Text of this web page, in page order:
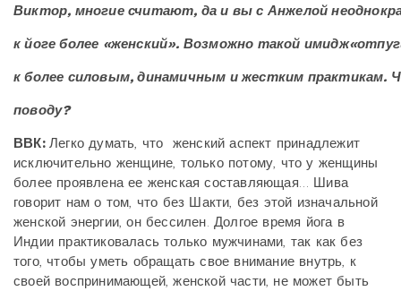
Виктор, многие считают, да и вы с Анжелой
к йоге более «женский». Возможно такой
к более силовым, динамичным и жестким практикам.
поводу?
ВВК: Легко думать, что женский аспект принадлежит
исключительно женщине, только потому, что у женщины
более проявлена ее женская составляющая… Шива
говорит нам о том, что без Шакти, без этой изначальной
женской энергии, он бессилен. Долгое время йога в
Индии практиковалась только мужчинами, так как без
того, чтобы уметь обращать свое внимание внутрь, к
своей воспринимающей, женской части, не может быть